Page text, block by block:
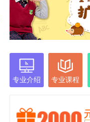
专业介绍 专业课程